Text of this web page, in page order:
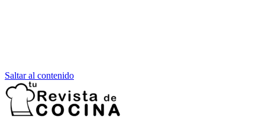
Saltar al contenido